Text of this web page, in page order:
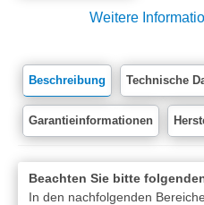
Weitere
Beschreibung Technische
Garantieinformationen
Beachten Sie bitte
In den nachfolgenden